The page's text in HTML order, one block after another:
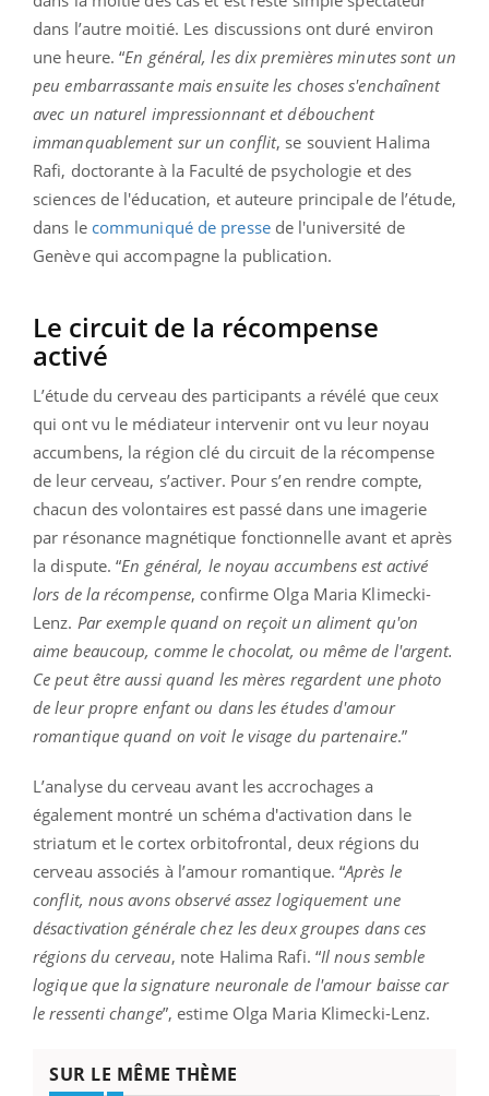
dans l’autre moitié. Les discussions ont duré environ
une heure. “En général, les dix premières minutes sont un
peu embarrassante mais ensuite les choses s'enchaînent
avec un naturel impressionnant et débouchent
immanquablement sur un conflit, se souvient Halima
Rafi, doctorante à la Faculté de psychologie et des
sciences de l'éducation, et auteure principale de l’étude,
dans le communiqué de pressede l'université de
Genève qui accompagne la publication.
Le circuit de la récompense
activé
L’étude du cerveau des participants a révélé que ceux
qui ont vu le médiateur intervenir ont vu leur noyau
accumbens, la région clé du circuit de la récompense
de leur cerveau, s’activer. Pour s’en rendre compte,
chacun des volontaires est passé dans une imagerie
par résonance magnétique fonctionnelle avant et après
la dispute. “En général, le noyau accumbens est activé
lors de la récompense, confirme Olga Maria Klimecki-
Lenz. Par exemple quand on reçoit un aliment qu'on
aime beaucoup, comme le chocolat, ou même de l'argent.
Ce peut être aussi quand les mères regardent une photo
de leur propre enfant ou dans les études d'amour
romantique quand on voit le visage du partenaire.”
L’analyse du cerveau avant les accrochages a
également montré un schéma d'activation dans le
striatum et le cortex orbitofrontal, deux régions du
cerveau associés à l’amour romantique. “Après le
conflit, nous avons observé assez logiquement une
désactivation générale chez les deux groupes dans ces
régions du cerveau, note Halima Rafi. “Il nous semble
logique que la signature neuronale de l'amour baisse car
le ressenti change”, estime Olga Maria Klimecki-Lenz.
SUR LE MÊME THÈME